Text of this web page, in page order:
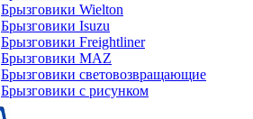
Брызговики Wielton
Брызговики Isuzu
Брызговики Freightliner
Брызговики MAZ
Брызговики световозвращающие
Брызговики с рисунком